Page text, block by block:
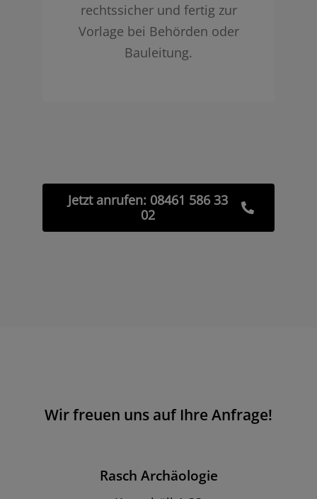
rechtssicher und fertig zur
Vorlage bei Behörden oder
Bauleitung.
Jetzt anrufen: 08461 586 33
02
Wir freuen uns auf Ihre Anfrage!
Rasch Archäologie